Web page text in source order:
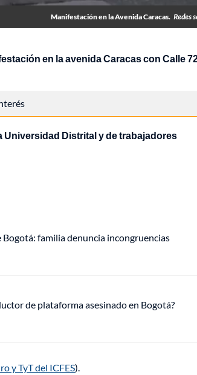
Manifestación en la Avenida Caracas. Redes
en la avenida Caracas con Calle
Universidad Distrital y de trabajadores
familia denuncia incongruencias
de plataforma asesinado en Bogotá?
y TyT del ICFES).